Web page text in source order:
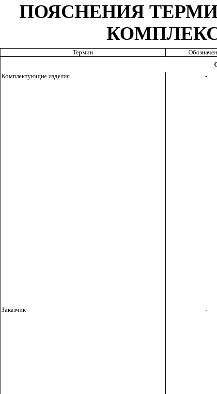
ПОЯСНЕНИЯ
Термин
Комплектующие изделия
-
Заказчик -